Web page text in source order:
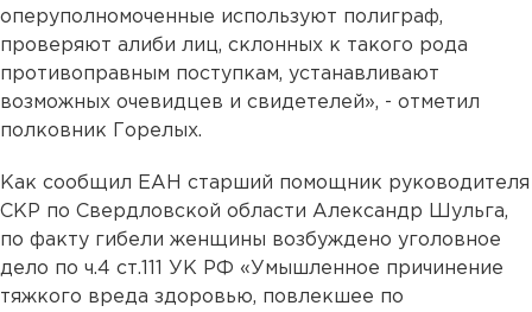
оперуполномоченные используют полиграф,
проверяют алиби лиц, склонных к такого рода
противоправным поступкам, устанавливают
возможных очевидцев и свидетелей», - отметил
полковник Горелых.
Как сообщил ЕАН старший помощник руководителя
СКР по Свердловской области Александр Шульга,
по факту гибели женщины возбуждено уголовное
дело по ч.4 ст.111 УК РФ «Умышленное причинение
тяжкого вреда здоровью, повлекшее по